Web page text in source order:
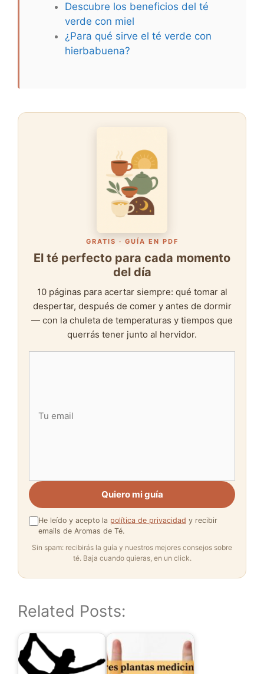
Descubre los beneficios del té
verde con miel
¿Para qué sirve el té verde con
hierbabuena?
GRATIS · GUÍA EN PDF
El té perfecto para cada momento
del día
10 páginas para acertar siempre: qué tomar al
despertar, después de comer y antes de dormir
— con la chuleta de temperaturas y tiempos que
querrás tener junto al hervidor.
Quiero mi guía
He leído y acepto la política de privacidad y recibir
emails de Aromas de Té.
Sin spam: recibirás la guía y nuestros mejores consejos sobre
té. Baja cuando quieras, en un click.
Related Posts: